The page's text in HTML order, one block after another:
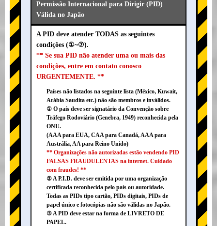
Permissão Internacional para Dirigir (PID)
Válida no Japão
A PID deve atender TODAS as seguintes
condições (①~⑦).
** Se sua PID não atender uma ou mais das
condições, entre em contato conosco
URGENTEMENTE. **
Países não listados na seguinte lista (México, Kuwait,
Arábia Saudita etc.) não são membros e inválidos.
① O país deve ser signatário da Convenção sobre
Tráfego Rodoviário (Genebra, 1949) reconhecida pela
ONU.
(AAA para EUA, CAA para Canadá, AAA para
Austrália, AA para Reino Unido)
** Organizações não autorizadas estão vendendo PID
FALSAS FRAUDULENTAS na internet. Cuidado
com fraudes! **
② A P.I.D. deve ser emitida por uma organização
certificada reconhecida pelo país ou autoridade.
Todas as PIDs tipo cartão, PIDs digitais, PIDs de
papel único e fotocópias não são válidas no Japão.
③ A PID deve estar na forma de LIVRETO DE
PAPEL.